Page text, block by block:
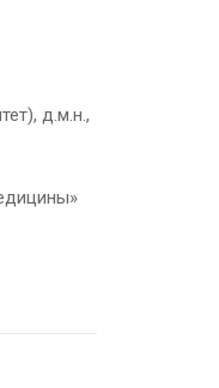
д.м.н.,